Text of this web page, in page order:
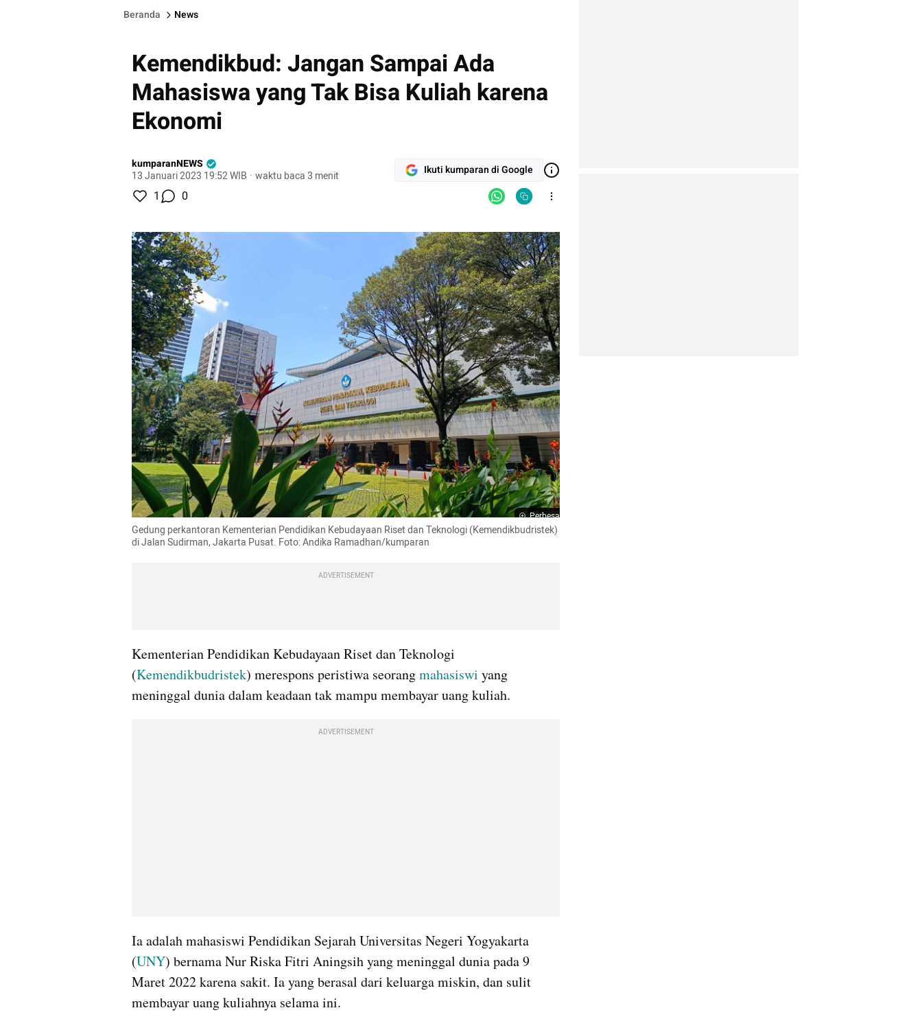
Beranda News
Kemendikbud: Jangan Sampai Ada
Mahasiswa yang Tak Bisa Kuliah karena
Ekonomi
kumparanNEWS
13 Januari 2023 19:52 WIB · waktu baca 3 menit Ikuti kumparan di Google
1 0
Perbesar
Gedung perkantoran Kementerian Pendidikan Kebudayaan Riset dan Teknologi (Kemendikbudristek)
di Jalan Sudirman, Jakarta Pusat. Foto: Andika Ramadhan/kumparan
ADVERTISEMENT
Kementerian Pendidikan Kebudayaan Riset dan Teknologi
(Kemendikbudristek) merespons peristiwa seorang mahasiswi yang
meninggal dunia dalam keadaan tak mampu membayar uang kuliah.
ADVERTISEMENT
Ia adalah mahasiswi Pendidikan Sejarah Universitas Negeri Yogyakarta
(UNY) bernama Nur Riska Fitri Aningsih yang meninggal dunia pada 9
Maret 2022 karena sakit. Ia yang berasal dari keluarga miskin, dan sulit
membayar uang kuliahnya selama ini.